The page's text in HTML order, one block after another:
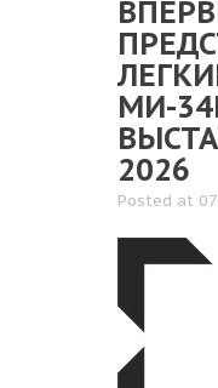
МИ-
2026
Posted at